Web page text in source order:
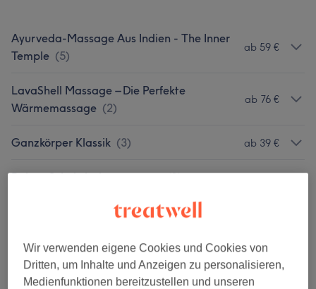
Ayurveda-Massage Aus Indien - The Inner
Temple (5)
ab 59 €
LavaShell Massage – Die Perfekte
Wärmemassage (2)
ab 76 €
Ganzkörper Klassik (3) ab 39 €
Deluxe Schokoladenmassage (1) ab 45 €
Zirbenöl-Massage Bergsträßer Balance
Carpe Vino Weinstock Wellness ( 2) ab 59 €
Arganöl Massage ( 1) ab 79 €
Wir verwenden eigene Cookies und Cookies von
Dritten, um Inhalte und Anzeigen zu personalisieren,
Medienfunktionen bereitzustellen und unseren